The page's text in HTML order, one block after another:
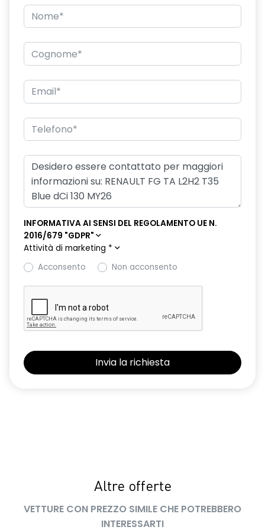
specchio retrovisore laterale doppio
INFORMATIVA AI SENSI DEL REGOLAMENTO UE N.
2016/679 "GDPR"
Attività di marketing *
Acconsento
Non acconsento
Altre offerte
VETTURE CON PREZZO SIMILE CHE POTREBBERO
INTERESSARTI